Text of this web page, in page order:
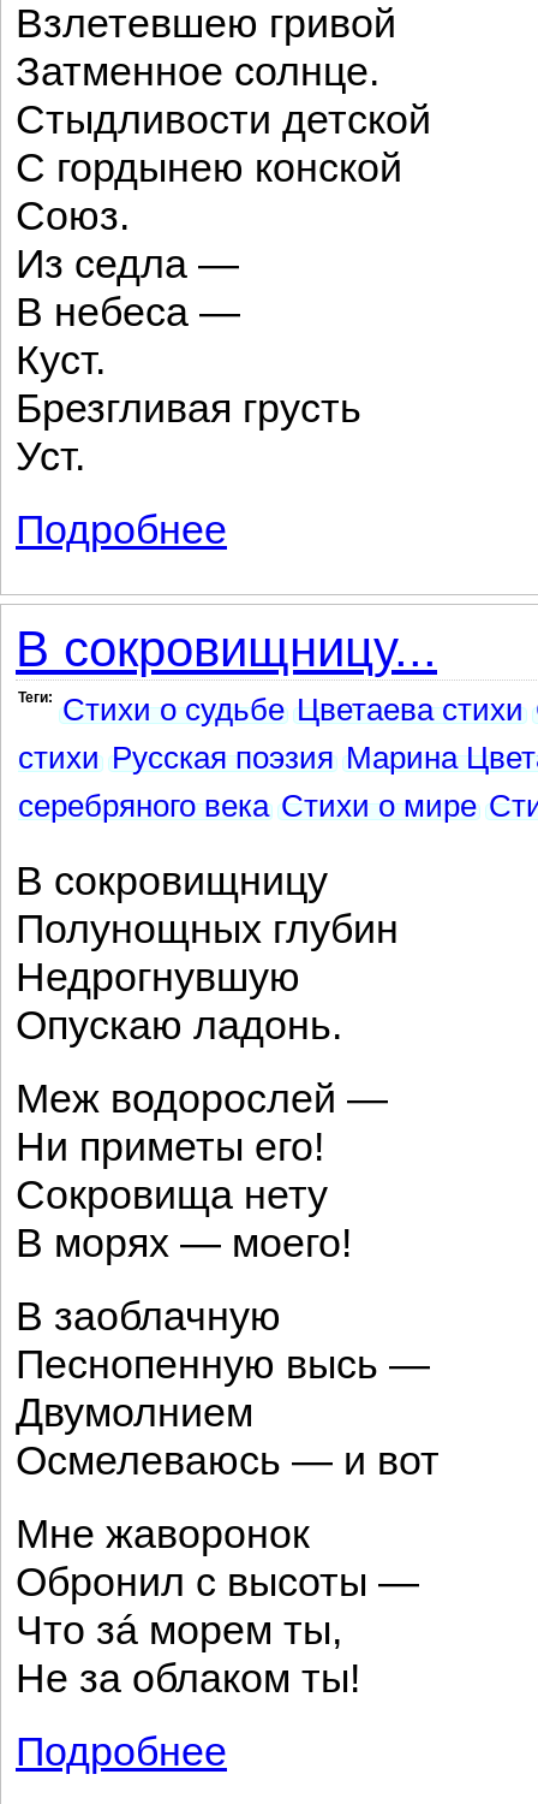
Взлетевшею гривой
Затменное солнце.
Стыдливости детской
С гордынею конской
Союз.
Из седла —
В небеса —
Куст.
Брезгливая грусть
Уст.
Подробнее
В сокровищницу...
Теги: Стихи о судьбе Цветаева стихи
стихи Русская поэзия Марина
серебряного века Стихи о мире
В сокровищницу
Полунощных глубин
Недрогнувшую
Опускаю ладонь.
Меж водорослей —
Ни приметы его!
Сокровища нету
В морях — моего!
В заоблачную
Песнопенную высь —
Двумолнием
Осмелеваюсь — и вот
Мне жаворонок
Обронил с высоты —
Что зá морем ты,
Не за облаком ты!
Подробнее